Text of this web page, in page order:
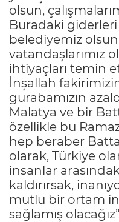
olsun,
Buradaki giderleri
belediyemiz
vatandaşlarımız
ihtiyaçları temin
İnşallah
gurabamızın
Malatya ve bir
özellikle bu
hep beraber
olarak, Türkiye
insanlar
kaldırırsak,
mutlu bir ortam
sağlamış